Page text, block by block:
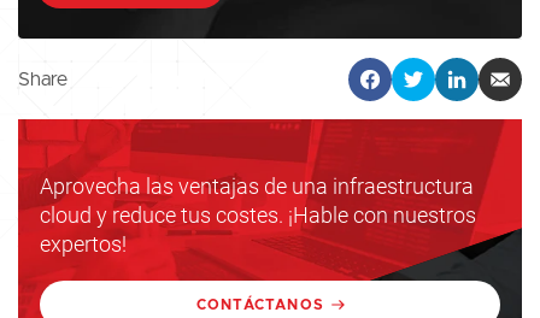
Share
Aprovecha las ventajas de una infraestructura
cloud y reduce tus costes. ¡Hable con nuestros
expertos!
CONTÁCTANOS